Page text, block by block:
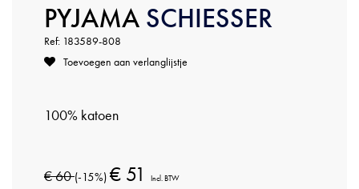
PYJAMA SCHIESSER
Ref: 183589-808
Toevoegen aan verlanglijstje
100% katoen
€ 60(-15%) € 51 Incl. BTW